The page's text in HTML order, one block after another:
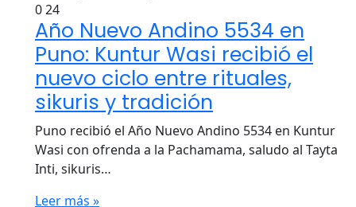
024
Año Nuevo Andino 5534 en
Puno: Kuntur Wasi recibió el
nuevo ciclo entre rituales,
sikuris y tradición
Puno recibió el Año Nuevo Andino 5534 en Kuntur
Wasi con ofrenda a la Pachamama, saludo al Tayta
Inti, sikuris…
Leer más »